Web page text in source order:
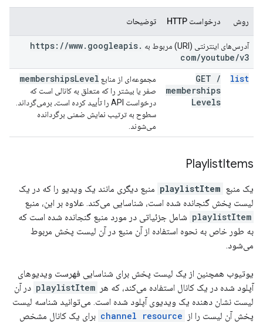
روش درخواست HTTP توضیحات
آدرس‌های اینترنتی (URI) مربوط به https: //www. googleapis.
com/youtube/v3
list
GET /
memberships
Levels
مجموعه‌ای از منابع membershipsLevel
صفر یا بیشتر را که متعلق به کانالی است که
درخواست API را تأیید کرده است، برمی‌گرداند.
سطوح به ترتیب نمایش ضمنی برگردانده
می‌شوند.
PlaylistItems
یک منبع playlistItem منبع دیگری مانند یک ویدیو را که در یک
لیست پخش گنجانده شده است، شناسایی می‌کند. علاوه بر این، منبع
playlistItem شامل جزئیاتی در مورد منبع گنجانده شده است که
به طور خاص به نحوه استفاده از آن منبع در آن لیست پخش مربوط
می‌شود.
یوتیوب همچنین از یک لیست پخش برای شناسایی فهرست ویدیوهای
آپلود شده در یک کانال استفاده می‌کند، که هر playlistItem در آن
لیست نشان دهنده یک ویدیوی آپلود شده است. می‌توانید شناسه لیست
پخش آن لیست را از channel resource برای یک کانال مشخص